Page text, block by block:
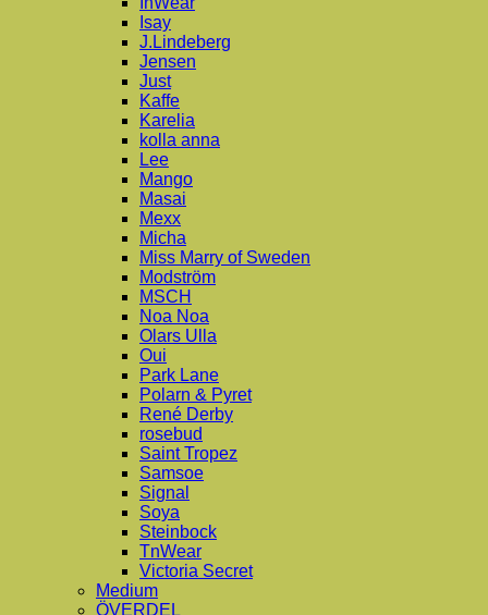
Isay
J.Lindeberg
Jensen
Just
Kaffe
Karelia
kolla anna
Lee
Mango
Masai
Mexx
Micha
Miss Marry of Sweden
Modström
MSCH
Noa Noa
Olars Ulla
Oui
Park Lane
Polarn & Pyret
René Derby
rosebud
Saint Tropez
Samsoe
Signal
Soya
Steinbock
TnWear
Victoria Secret
Medium
ÖVERDEL